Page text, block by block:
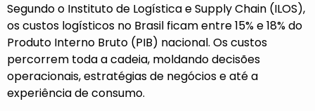
Segundo o Instituto de Logística e Supply Chain (ILOS),
os custos logísticos no Brasil ficam entre 15% e 18% do
Produto Interno Bruto (PIB) nacional. Os custos
percorrem toda a cadeia, moldando decisões
operacionais, estratégias de negócios e até a
experiência de consumo.